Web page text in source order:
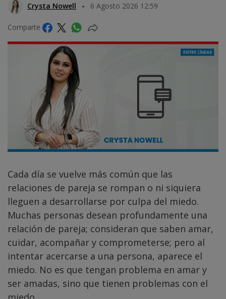
Crysta Nowell 6 Agosto 2026 12:59
Comparte
Cada día se vuelve más común que las
relaciones de pareja se rompan o ni siquiera
lleguen a desarrollarse por culpa del miedo.
Muchas personas desean profundamente una
relación de pareja; consideran que saben amar,
cuidar, acompañar y comprometerse; pero al
intentar acercarse a una persona, aparece el
miedo. No es que tengan problema en amar y
ser amadas, sino que tienen problemas con el